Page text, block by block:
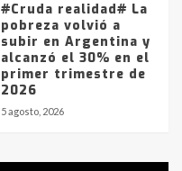
#Cruda realidad# La
pobreza volvió a
subir en Argentina y
alcanzó el 30% en el
primer trimestre de
2026
5 agosto, 2026